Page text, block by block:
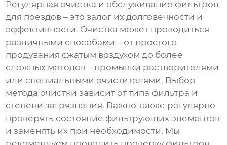
Регулярная очистка и обслуживание фильтров
для поездов – это залог их долговечности и
эффективности. Очистка может проводиться
различными способами – от простого
продувания сжатым воздухом до более
сложных методов – промывки растворителями
или специальными очистителями. Выбор
метода очистки зависит от типа фильтра и
степени загрязнения. Важно также регулярно
проверять состояние фильтрующих элементов
и заменять их при необходимости. Мы